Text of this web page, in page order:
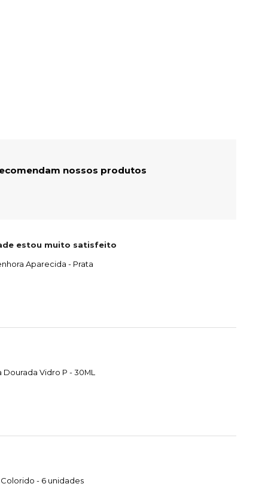
nossos produtos
estou muito satisfeito
Aparecida - Prata
Vidro P - 30ML
- 6 unidades